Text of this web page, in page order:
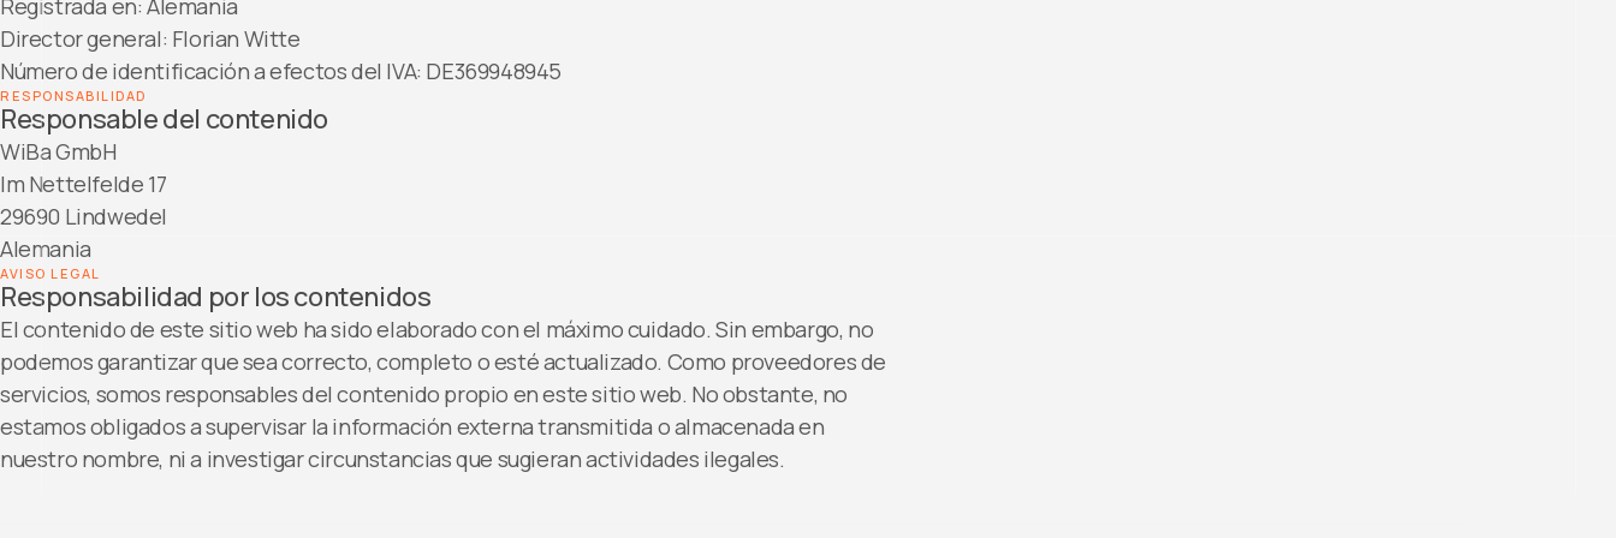
Director general: Florian Witte
Número de identificación a efectos del IVA: DE369948945
RESPONSABILIDAD
Responsable del contenido
WiBa GmbH
Im Nettelfelde 17
29690 Lindwedel
Alemania
AVISO LEGAL
Responsabilidad por los contenidos
El contenido de este sitio web ha sido elaborado con el máximo cuidado. Sin embargo, no
podemos garantizar que sea correcto, completo o esté actualizado. Como proveedores de
servicios, somos responsables del contenido propio en este sitio web. No obstante, no
estamos obligados a supervisar la información externa transmitida o almacenada en
nuestro nombre, ni a investigar circunstancias que sugieran actividades ilegales.